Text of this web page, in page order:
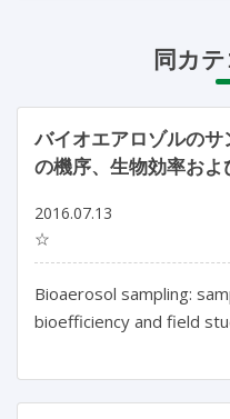
同カ
バイオエアロゾルの
の機序、生物効率お
2016.07.13
☆
Bioaerosol sampling:
bioefficiency and field